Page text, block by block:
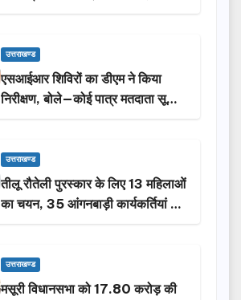
किया निरीक्षण…
उत्तराखण्ड
एसआईआर शिविरों का डीएम ने किया
निरीक्षण, बोले—कोई पात्र मतदाता सूची
से न छूटे…
उत्तराखण्ड
तीलू रौतेली पुरस्कार के लिए 13 महिलाओं
का चयन, 35 आंगनबाड़ी कार्यकर्तियां भी
होंगी सम्मानित…
उत्तराखण्ड
मसूरी विधानसभा को 17.80 करोड़ की